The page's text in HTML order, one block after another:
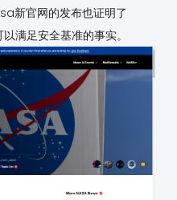
新官网的发布也证明了
满足安全基准的事实。